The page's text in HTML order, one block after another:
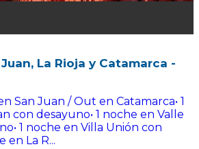
Juan, La Rioja y Catamarca -
San Juan / Out en Catamarca• 1
con desayuno• 1 noche en Valle
1 noche en Villa Unión con
en La R...